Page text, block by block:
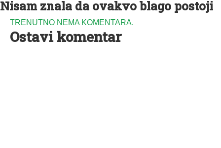
Nisam znala da ovakvo blago postoji
TRENUTNO NEMA KOMENTARA.
Ostavi komentar